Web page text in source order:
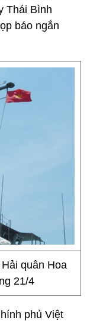
Thái Bình
báo ngắn
quân Hoa
21/4
phủ Việt